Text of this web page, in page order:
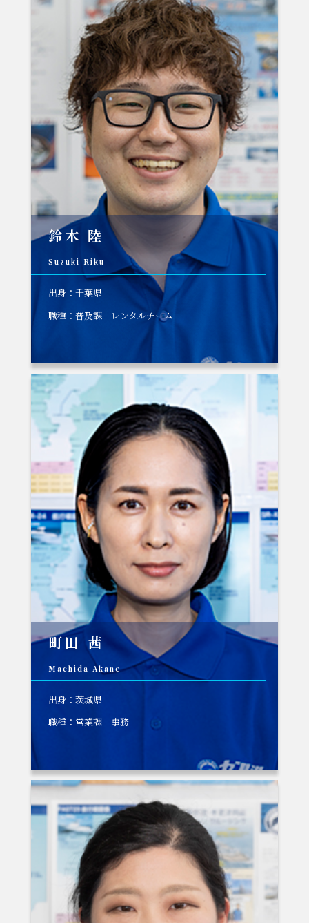
鈴木 陸
Suzuki Riku
出身：千葉県
職種：普及課 レンタルチーム
町田 茜
Machida Akane
出身：茨城県
職種：営業課 事務